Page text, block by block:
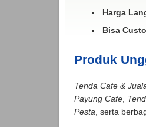
Harga
Bisa
Produk
Tenda Cafe &
Payung Cafe,
Pesta , serta